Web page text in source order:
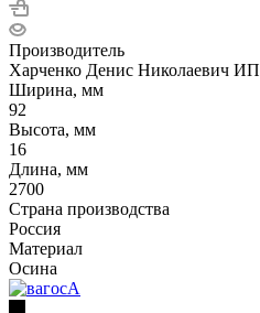
Производитель
Харченко Денис Николаевич ИП
Ширина, мм
92
Высота, мм
16
Длина, мм
2700
Страна производства
Россия
Материал
Осина